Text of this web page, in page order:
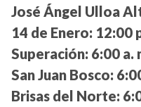
José Ángel Ulloa
14 de Enero: 12:00
Superación: 6:00 a.
San Juan Bosco:
Brisas del Norte: